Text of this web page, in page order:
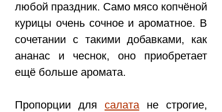
любой праздник. Само мясо копчёной
курицы очень сочное и ароматное. В
сочетании с такими добавками, как
ананас и чеснок, оно приобретает
ещё больше аромата.
Пропорции для салатане строгие,